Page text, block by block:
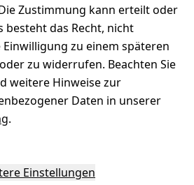
Zustimmung kann erteilt oder
besteht das Recht, nicht
zu einem späteren
zu widerrufen. Beachten Sie
weitere Hinweise zur
Daten in unserer
.
Einstellungen
Bank